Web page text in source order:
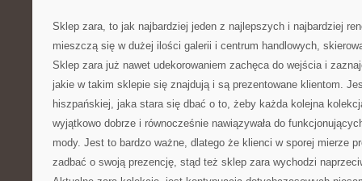
Sklep zara, to jak najbardziej jeden z najlepszych i najbardziej
mieszczą się w dużej ilości galerii i centrum handlowych,
Sklep zara już nawet udekorowaniem zachęca do wejścia i
jakie w takim sklepie się znajdują i są prezentowane klientom.
hiszpańskiej, jaka stara się dbać o to, żeby każda kolejna
wyjątkowo dobrze i równocześnie nawiązywała do
mody. Jest to bardzo ważne, dlatego że klienci w sporej mierze
zadbać o swoją prezencję, stąd też sklep zara wychodzi